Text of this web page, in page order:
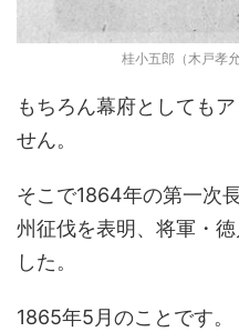
桂小五郎（木戸孝
もちろん幕府としても
せん。
そこで1864年の第一次
州征伐を表明、将軍・
した。
1865年5月のことです。